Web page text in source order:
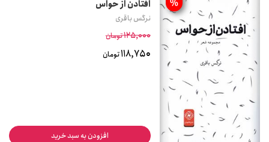
% افتادن از حواس
نرگس باقری
125,000تومان
118,750تومان
افزودن به سبد خرید